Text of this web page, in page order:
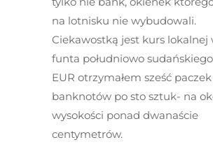
na lotnisku nie wybudowali.
Ciekawostką jest kurs lokalnej
funta południowo
EUR otrzymałem sześć paczek
banknotów po sto sztuk- na
wysokości ponad dwanaście
centymetrów.